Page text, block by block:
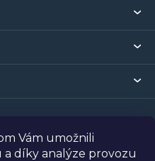
Vám umožnili
díky analýze provozu